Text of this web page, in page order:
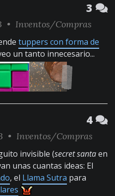
3
• Inventos/Compras
tuppers con forma de
un tanto innecesario...
4
• Inventos/Compras
invisible (secret santaen
unas cuantas ideas: El
, el Llama Sutra para